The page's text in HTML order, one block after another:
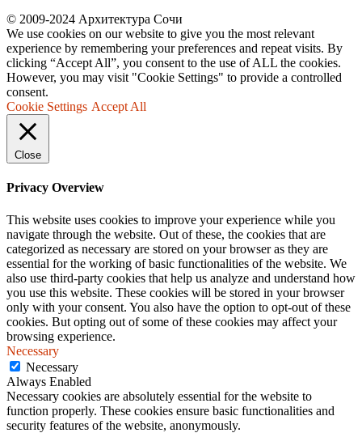
© 2009-2024 Архитектура Сочи
We use cookies on our website to give you the most relevant
experience by remembering your preferences and repeat visits. By
clicking “Accept All”, you consent to the use of ALL the cookies.
However, you may visit "Cookie Settings" to provide a controlled
consent.
Cookie Settings Accept All
Close
Privacy Overview
This website uses cookies to improve your experience while you
navigate through the website. Out of these, the cookies that are
categorized as necessary are stored on your browser as they are
essential for the working of basic functionalities of the website. We
also use third-party cookies that help us analyze and understand how
you use this website. These cookies will be stored in your browser
only with your consent. You also have the option to opt-out of these
cookies. But opting out of some of these cookies may affect your
browsing experience.
Necessary
Necessary
Always Enabled
Necessary cookies are absolutely essential for the website to
function properly. These cookies ensure basic functionalities and
security features of the website, anonymously.